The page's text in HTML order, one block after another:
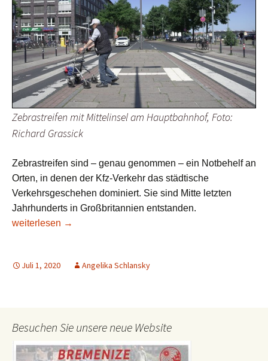
Zebrastreifen mit Mittelinsel am Hauptbahnhof, Foto:
Richard Grassick
Zebrastreifen sind – genau genommen – ein Notbehelf an
Orten, in denen der Kfz-Verkehr das städtische
Verkehrsgeschehen dominiert. Sie sind Mitte letzten
Jahrhunderts in Großbritannien entstanden.
Zebrastreifen – keine Chance in Bremen?
weiterlesen →
Juli 1, 2020 Angelika Schlansky
Besuchen Sie unsere neue Website